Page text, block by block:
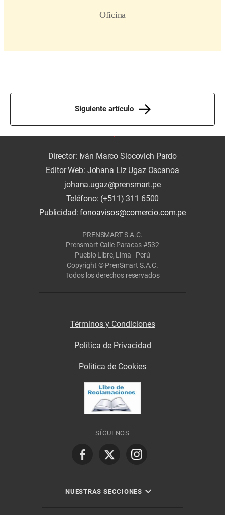
Siguiente artículo
Director: Iván Marco Slocovich Pardo
Editor Web: Johana Liz Ugaz Oscanoa
johana.ugaz@prensmart.pe
Teléfono: (+511) 311 6500
Publicidad:fonoavisos@comercio.com.pe
PRENSMART S.A.C.
Prensmart Calle Paracas #532
Pueblo Libre, Lima - Perú
Copyright © PrenSmart S.A.C.
Todos los derechos reservados
Términos y Condiciones
Política de Privacidad
Politica de Cookies
SÍGUENOS
NUESTRAS SECCIONES